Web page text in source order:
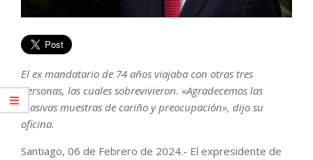
El ex mandatario de 74 años viajaba con otras tres
personas, las cuales sobrevivieron. «Agradecemos las
masivas muestras de cariño y preocupación», dijo su
oficina.
Santiago, 06 de Febrero de 2024.- El expresidente de